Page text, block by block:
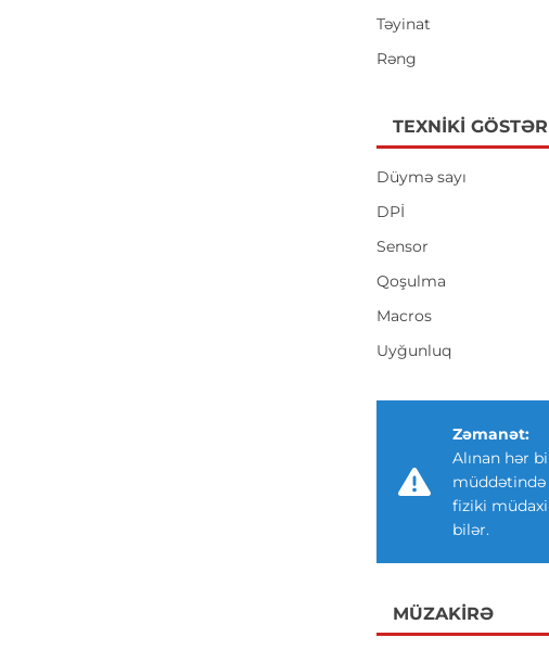
Təyinat
Rəng
TEXNIKI
Düymə sayı
DPİ
Sensor
Qoşulma
Macros
Uyğunluq
Zəmanət:
Alınan hər
müddətində
fiziki
bilər.
MÜZAKIRƏ